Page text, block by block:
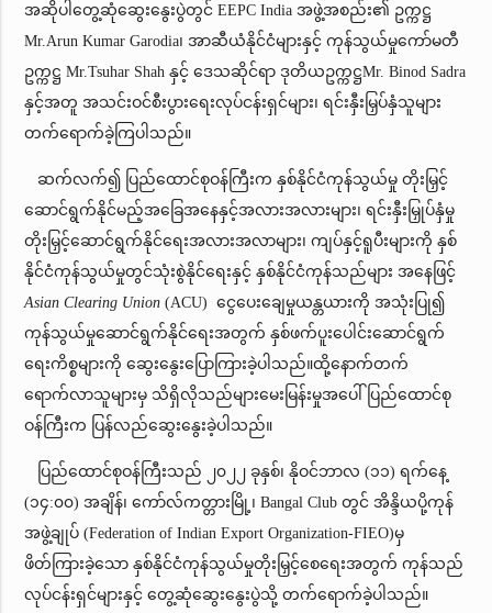
အဆိုပါတွေ့ဆုံဆွေးနွေးပွဲတွင် EEPC India အဖွဲ့အစည်း၏ ဥက္ကဋ္ဌ
Mr.Arun Kumar Garodia၊ အာဆီယံနိုင်ငံများနှင့် ကုန်သွယ်မှုကော်မတီ
ဥက္ကဋ္ဌ Mr.Tsuhar Shah နှင့် ဒေသဆိုင်ရာ ဒုတိယဥက္ကဋ္ဌMr. Binod Sadra
နှင့်အတူ အသင်းဝင်စီးပွားရေးလုပ်ငန်းရှင်များ၊ ရင်းနှီးမြှပ်နှံသူများ
တက်ရောက်ခဲ့ကြပါသည်။
ဆက်လက်၍ ပြည်ထောင်စုဝန်ကြီးက နှစ်နိုင်ငံကုန်သွယ်မှု တိုးမြှင့်
ဆောင်ရွက်နိုင်မည့်အခြေအနေနှင့်အလားအလားများ၊ ရင်းနှီးမြှုပ်နှံမှု
တိုးမြှင့်ဆောင်ရွက်နိုင်ရေးအလားအလာများ၊ ကျပ်နှင့်ရူပီးများကို နှစ်
နိုင်ငံကုန်သွယ်မှုတွင်သုံးစွဲနိုင်ရေးနှင့် နှစ်နိုင်ငံကုန်သည်များ အနေဖြင့်
Asian Clearing Union (ACU) ငွေပေးချေမှုယန္တယားကို အသုံးပြု၍
ကုန်သွယ်မှုဆောင်ရွက်နိုင်ရေးအတွက် နှစ်ဖက်ပူးပေါင်းဆောင်ရွက်
ရေးကိစ္စများကို ဆွေးနွေးပြောကြားခဲ့ပါသည်။ထို့နောက်တက်
ရောက်လာသူများမှ သိရှိလိုသည်များမေးမြန်းမှုအပေါ် ပြည်ထောင်စု
ဝန်ကြီးက ပြန်လည်ဆွေးနွေးခဲ့ပါသည်။
ပြည်ထောင်စုဝန်ကြီးသည် ၂၀၂၂ ခုနှစ်၊ နိုဝင်ဘာလ (၁၁) ရက်နေ့
(၁၄:၀၀) အချိန်၊ ကော်လ်ကတ္တားမြို့၊ Bangal Club တွင် အိန္ဒိယပို့ကုန်
အဖွဲ့ချုပ် (Federation of Indian Export Organization-FIEO)မှ
ဖိတ်ကြားခဲ့သော နှစ်နိုင်ငံကုန်သွယ်မှုတိုးမြှင့်စေရေးအတွက် ကုန်သည်
လုပ်ငန်းရှင်များနှင့် တွေ့ဆုံဆွေးနွေးပွဲသို့ တက်ရောက်ခဲ့ပါသည်။